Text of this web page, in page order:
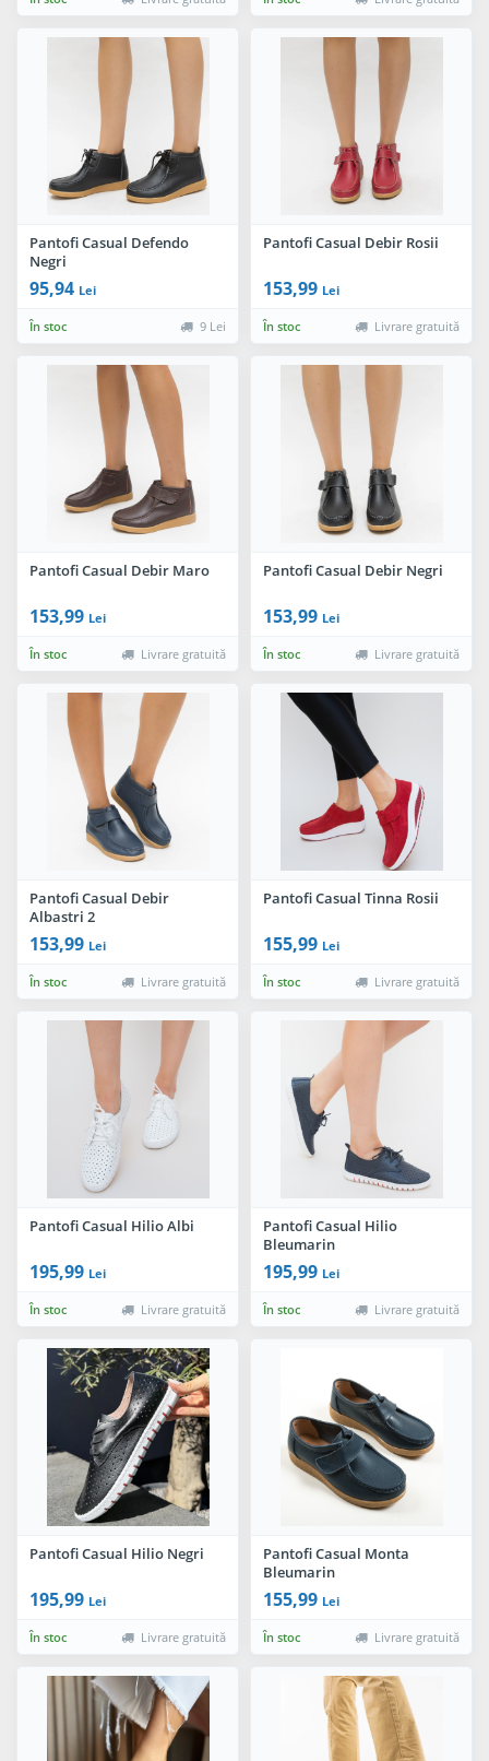
Pantofi Casual Defendo
Negri
95,94 Lei
În stoc 9 Lei
Pantofi Casual Debir Rosii
153,99 Lei
În stoc Livrare gratuită
Pantofi Casual Debir Maro
153,99 Lei
În stoc Livrare gratuită
Pantofi Casual Debir Negri
153,99 Lei
În stoc Livrare gratuită
Pantofi Casual Debir
Albastri 2
153,99 Lei
În stoc Livrare gratuită
Pantofi Casual Tinna Rosii
155,99 Lei
În stoc Livrare gratuită
Pantofi Casual Hilio Albi
195,99 Lei
În stoc Livrare gratuită
Pantofi Casual Hilio
Bleumarin
195,99 Lei
În stoc Livrare gratuită
Pantofi Casual Hilio Negri
195,99 Lei
În stoc Livrare gratuită
Pantofi Casual Monta
Bleumarin
155,99 Lei
În stoc Livrare gratuită